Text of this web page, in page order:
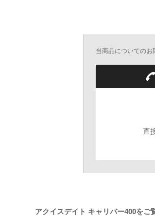
当商品についてのお
直
アクイスデイト キャリバー400をご